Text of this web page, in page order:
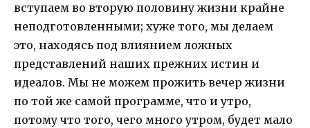
вступаем во вторую половину жизни крайне
неподготовленными; хуже того, мы делаем
это, находясь под влиянием ложных
представлений наших прежних истин и
идеалов. Мы не можем прожить вечер жизни
по той же самой программе, что и утро,
потому что того, чего много утром, будет мало